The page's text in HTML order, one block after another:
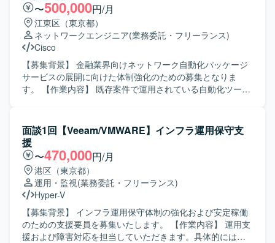
取りながら円滑に業務を進めていただける方を求めていま
す。テレワーク環境下でも積極的に情報共有を行い、自ら
考えて行動し、課題に対して粘り強く取り組める方が望ま
しいです。 【ポジションの魅力】 ネット銀行向けのシステ
ム保守を通じて、金融業界特有の業務知識や大規模システ
ムの運用・保守ノウハウを身につけることができます。オ
フショアチームとの協業を通じて、ドキュメント作成やコ
ミュニケーションスキルも磨くことができ、上流工程から
の保守開発環境となります。
〜500,000円/月
江東区（東京都）
ネットワークエンジニア(業務委託・フリーランス)
Cisco
【募集背景】 金融業界向けネットワーク自動化パッケージ
サービスの展開に向けた体制強化のための募集となりま
す。 【作業内容】 既存案件で運用されている自動化ツール
トワーク知識を持った自動化ツールの活用エンジニアとし
て、既存案件や新規案件に対しツールの維持と拡張を担当
していただきます。 先に参画するAIデータエンジニアと連
携しながら、利用ツールの選定を含めた方針検討と推進を
行っていただきます。 【求める人物像】 要件整理から実
装・運用定着まで主体的に推進できる方を求めておりま
す。 関係者との調整や説明ができるコミュニケーション能
力をお持ちの方ですと望ましいです。 【ポジションの魅
力】 金融業界向けのネットワーク自動化パッケージサービ
スの企画から展開まで一貫して関わることができ、自動化
面談1回【Veeam/VMWARE】インフラ運用保守支
援
〜470,000円/月
港区（東京都）
運用・監視(業務委託・フリーランス)
Hyper-V
【募集背景】 インフラ運用保守体制の強化および安定稼働
のための支援要員を募集いたします。 【作業内容】 運用支
援および障害対応を担当していただきます。具体的には、